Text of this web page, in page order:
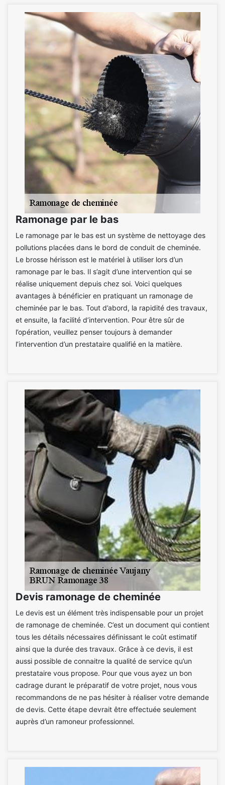
Ramonage par le bas
Le ramonage par le bas est un système de nettoyage des
pollutions placées dans le bord de conduit de cheminée.
Le brosse hérisson est le matériel à utiliser lors d’un
ramonage par le bas. Il s’agit d’une intervention qui se
réalise uniquement depuis chez soi. Voici quelques
avantages à bénéficier en pratiquant un ramonage de
cheminée par le bas. Tout d’abord, la rapidité des travaux,
et ensuite, la facilité d’intervention. Pour être sûr de
l’opération, veuillez penser toujours à demander
l’intervention d’un prestataire qualifié en la matière.
Devis ramonage de cheminée
Le devis est un élément très indispensable pour un projet
de ramonage de cheminée. C’est un document qui contient
tous les détails nécessaires définissant le coût estimatif
ainsi que la durée des travaux. Grâce à ce devis, il est
aussi possible de connaitre la qualité de service qu’un
prestataire vous propose. Pour que vous ayez un bon
cadrage durant le préparatif de votre projet, nous vous
recommandons de ne pas hésiter à réaliser votre demande
de devis. Cette étape devrait être effectuée seulement
auprès d’un ramoneur professionnel.